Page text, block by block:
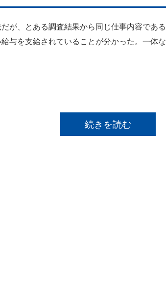
が、とある調査結果から同じ仕事内容であ
与を支給されていることが分かった。一体
続きを読む